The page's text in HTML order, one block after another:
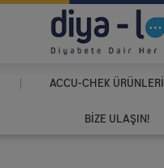
ACCU-CHEK ÜRÜNLERI
BIZE ULAŞIN!